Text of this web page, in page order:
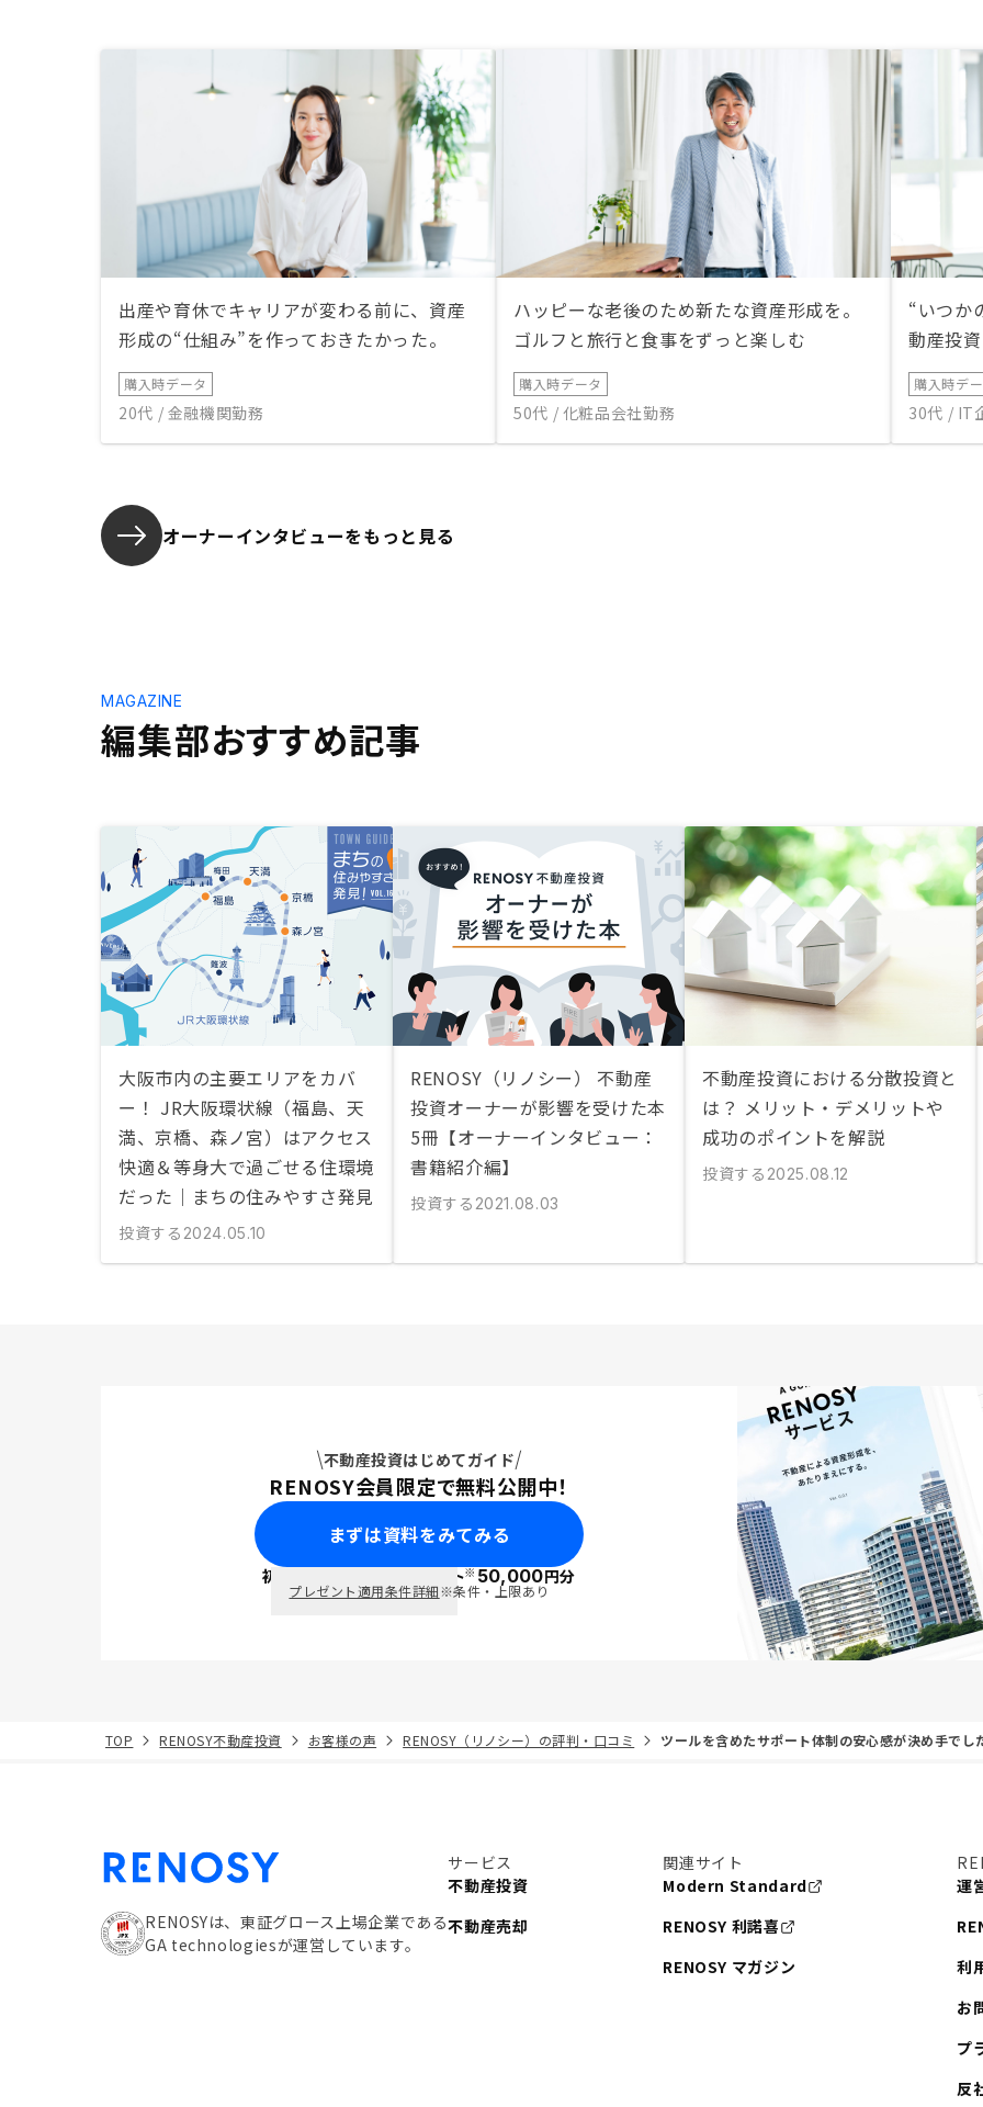
理プランに関してもまだ進化してい
くんだろうなと思います。管理プラ
ンが表になっているものより少し入
り組んでいたので、そこがすっきり
するともっとわかりやすいと思いま
す。
出産や育休でキャリアが変わる前に、資産
形成の“仕組み”を作っておきたかった。
購入時データ
20代 / 金融機関勤務
ハッピーな老後のため新たな資産形成を。
ゴルフと旅行と食事をずっと楽しむ
購入時データ
50代 / 化粧品会社勤務
“いつか
動産投
購入時デ
30代 / IT
オーナーインタビューをもっと見る
編集部おすすめ記事
MAGAZINE
大阪市内の主要エリアをカバ
ー！ JR大阪環状線（福島、天
満、京橋、森ノ宮）はアクセス
快適＆等身大で過ごせる住環境
だった｜まちの住みやすさ発見
投資する 2024.05.10
RENOSY（リノシー） 不動産
投資オーナーが影響を受けた本
5冊【オーナーインタビュー：
書籍紹介編】
投資する 2021.08.03
不動産投資における分散投資と
は？ メリット・デメリットや
成功のポイントを解説
投資する 2025.08.12
不動産投資はじめてガイド
RENOSY会員限定で無料公開中！
まずは資料をみてみる
初回面談で ポイント※50,000円分
プレゼント適用条件詳細※条件・上限あり
TOP RENOSY不動産投資 お客様の声 RENOSY（リノシー）の評判・口コミ ツールを含めたサポート体制の安心感が決め手でし
RENOSYは、東証グロース上場企業である
GA technologiesが運営しています。
サービス
不動産投資
不動産売却
関連サイト
Modern Standard
RENOSY 利諾喜
RENOSY マガジン
運
利
お
プ
反